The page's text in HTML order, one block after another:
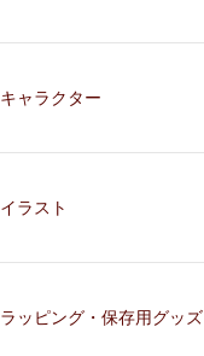
キャラクター
イラスト
ラッピング・保存用グッズ